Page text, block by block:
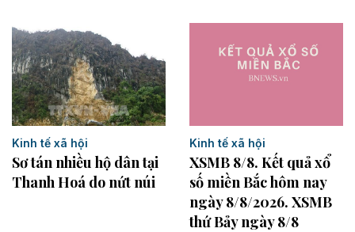
Kinh tế xã hội
Sơ tán nhiều hộ dân tại
Thanh Hoá do nứt núi
Kinh tế xã hội
XSMB 8/8. Kết quả xổ
số miền Bắc hôm nay
ngày 8/8/2026. XSMB
thứ Bảy ngày 8/8